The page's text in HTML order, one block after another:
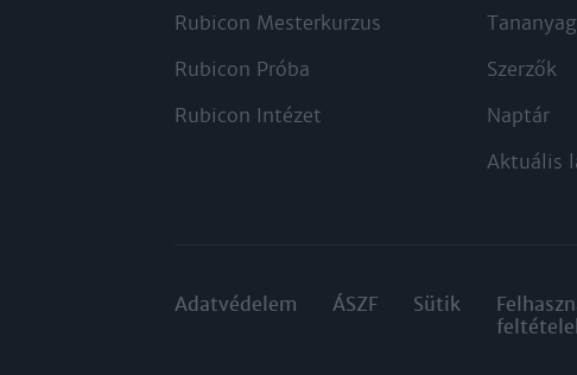
Rubicon Mesterkurzus
Rubicon Próba
Rubicon Intézet
Szerzők
Naptár
Aktuális
Adatvédelem ÁSZF Sütik